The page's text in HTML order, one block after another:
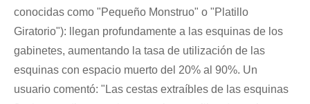
conocidas como "Pequeño Monstruo" o "Platillo
Giratorio"): llegan profundamente a las esquinas de los
gabinetes, aumentando la tasa de utilización de las
esquinas con espacio muerto del 20% al 90%. Un
usuario comentó: "Las cestas extraíbles de las esquinas